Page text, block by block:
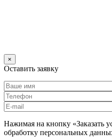
×
Оставить заявку
Нажимая на кнопку «Заказать
обработку персональных